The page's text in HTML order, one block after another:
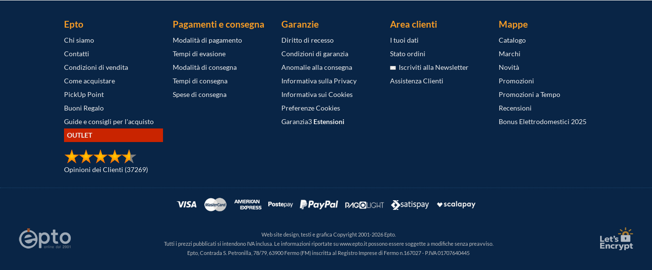
Epto
Chi siamo
Contatti
Condizioni di vendita
Come acquistare
PickUp Point
Buoni Regalo
Guide e consigli per l'acquisto
OUTLET
Opinioni dei Clienti (37269)
Pagamenti e consegna
Modalità di pagamento
Tempi di evasione
Modalità di consegna
Tempi di consegna
Spese di consegna
Garanzie
Diritto di recesso
Condizioni di garanzia
Anomalie alla consegna
Informativa sulla Privacy
Informativa sui Cookies
Preferenze Cookies
Garanzia3 Estensioni
Area clienti
I tuoi dati
Stato ordini
Iscriviti alla Newsletter
Assistenza Clienti
Mappe
Catalogo
Marchi
Novità
Promozioni
Promozioni a Tempo
Recensioni
Bonus Elettrodomestici 2025
Web site design, testi e grafica Copyright 2001-2026 Epto.
Tutti i prezzi pubblicati si intendono IVA inclusa. Le informazioni riportate su www.epto.it possono essere soggette a modifiche senza preavviso.
Epto, Contrada S. Petronilla, 78/79, 63900 Fermo (FM) inscritta al Registro Imprese di Fermo n.167027 - P.IVA 01707640445